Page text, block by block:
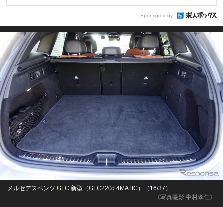
Sponsored by
《写真撮影 中村孝仁》
メルセデスベンツ GLC 新型（GLC220d 4MATIC）（16/37）